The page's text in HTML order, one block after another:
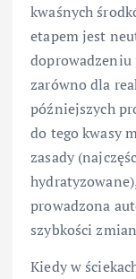
kwaśnych
etapem jest
doprowadzeniu
zarówno dla
późniejszych
do tego kwasy
zasady
prowadzona
szybkości
Kiedy w